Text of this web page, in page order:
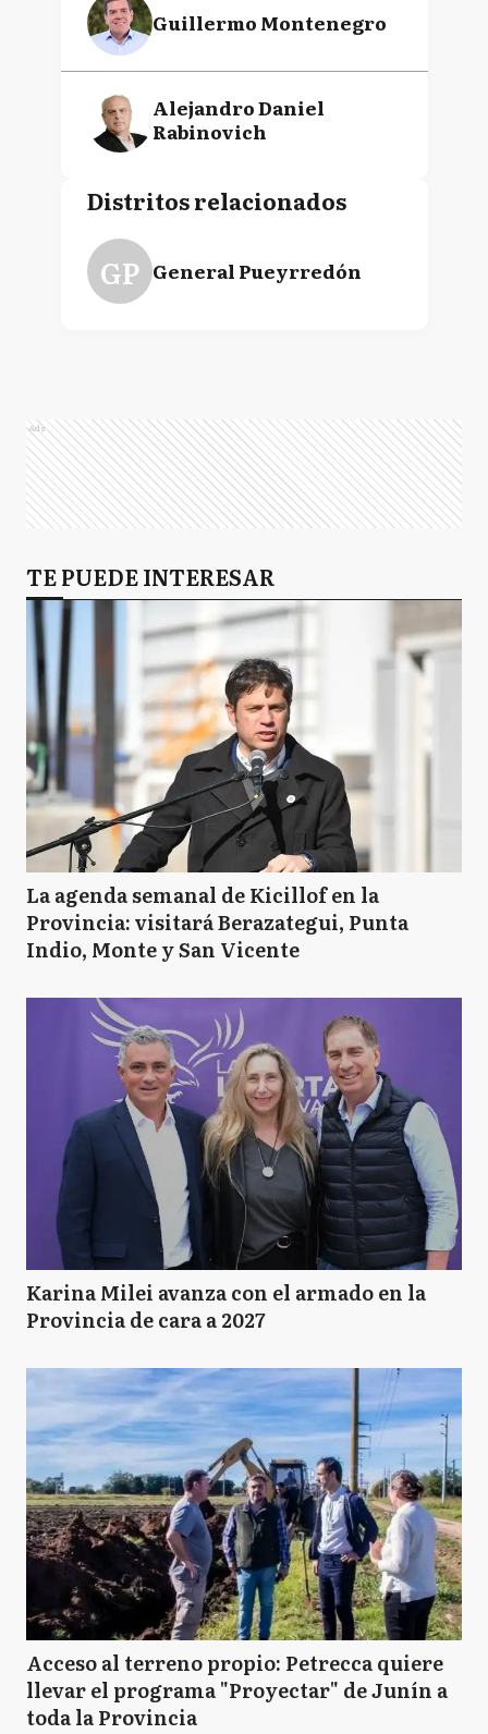
Guillermo Montenegro
Alejandro Daniel
Rabinovich
Distritos relacionados
GP General Pueyrredón
Ads
TE PUEDE INTERESAR
La agenda semanal de Kicillof en la
Provincia: visitará Berazategui, Punta
Indio, Monte y San Vicente
Karina Milei avanza con el armado en la
Provincia de cara a 2027
Acceso al terreno propio: Petrecca quiere
llevar el programa "Proyectar" de Junín a
toda la Provincia